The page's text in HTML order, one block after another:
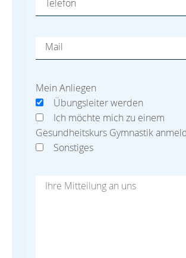
Telefon
Mail
Mein Anliegen
Übungsleiter werden
Ich möchte mich zu einem
Gesundheitskurs Gymnastik
Sonstiges